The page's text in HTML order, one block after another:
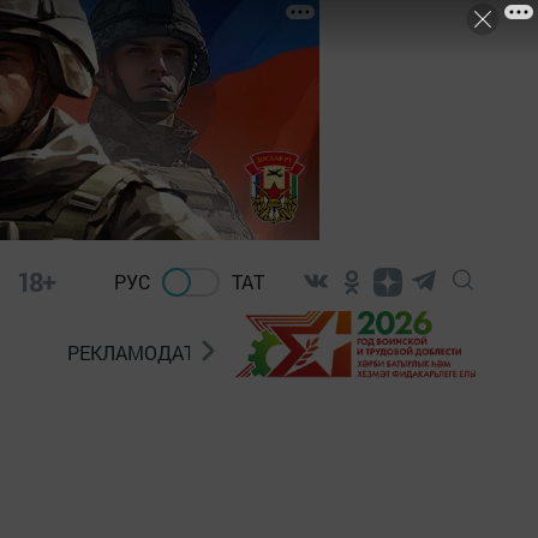
18+ РУС ТАТ
РЕКЛАМОДАТЕЛЯМ